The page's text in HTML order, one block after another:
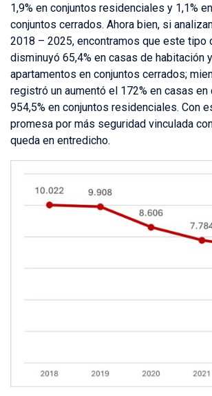
1,9% en conjuntos residenciales y 1,1%
conjuntos cerrados. Ahora bien, si
2018 – 2025, encontramos que este tipo
disminuyó 65,4% en casas de habitación
apartamentos en conjuntos cerrados;
registró un aumentó el 172% en casas en
954,5% en conjuntos residenciales. Con
promesa por más seguridad vinculada
queda en entredicho.